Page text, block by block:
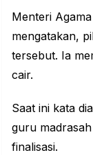
Menteri
mengatakan,
tersebut. Ia
cair.
Saat ini kata
guru
finalisasi.